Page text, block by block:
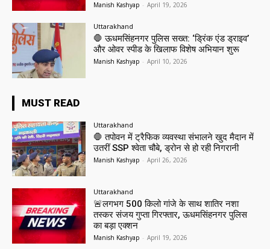
Manish Kashyap - April 19, 2026
Uttarakhand
🛑 ऊधमसिंहनगर पुलिस सख्त: ‘ड्रिंक एंड ड्राइव’
और ओवर स्पीड के खिलाफ विशेष अभियान शुरू
Manish Kashyap - April 10, 2026
MUST READ
Uttarakhand
🛑 तपोवन में ट्रैफिक व्यवस्था संभालने खुद मैदान में
उतरीं SSP श्वेता चौबे, ड्रोन से हो रही निगरानी
Manish Kashyap - April 26, 2026
Uttarakhand
🚨लगभग 500 किलो गांजे के साथ शातिर नशा
तस्कर संजय गुप्ता गिरफ्तार, ऊधमसिंहनगर पुलिस
का बड़ा एक्शन
Manish Kashyap - April 19, 2026